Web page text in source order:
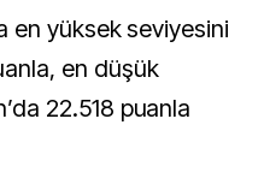
en yüksek seviyesini
en düşük
22.518 puanla